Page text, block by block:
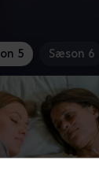
5 Sæson 6